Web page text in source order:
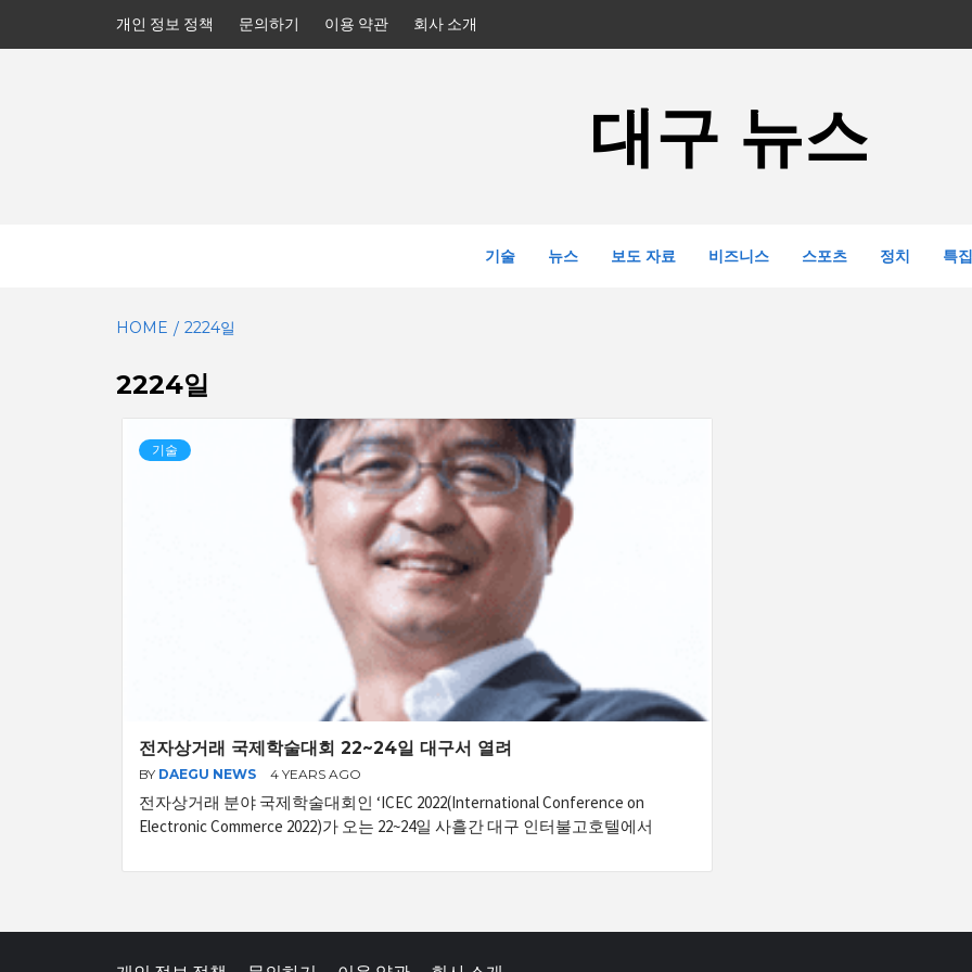
개인 정보 정책 문의하기 이용 약관 회사 소개
대구 뉴스
기술 뉴스 보도 자료 비즈니스 스포츠 정치 특집
HOME 2224일
2224일
기술
전자상거래 국제학술대회 22~24일 대구서 열려
BY DAEGU NEWS 4 YEARS AGO
전자상거래 분야 국제학술대회인 ‘ICEC 2022(International Conference on
Electronic Commerce 2022)가 오는 22~24일 사흘간 대구 인터불고호텔에서